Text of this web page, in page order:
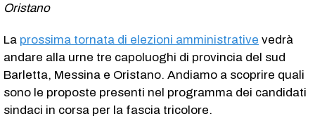
Oristano
La prossima tornata di elezioni amministrative vedrà
andare alla urne tre capoluoghi di provincia del sud
Barletta, Messina e Oristano. Andiamo a scoprire quali
sono le proposte presenti nel programma dei candidati
sindaci in corsa per la fascia tricolore.